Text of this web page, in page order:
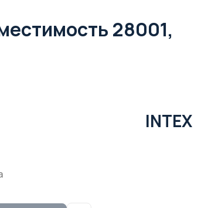
28001,
INTEX